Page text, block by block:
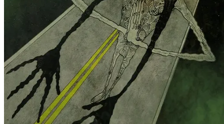
Pagina externă
Pagina externă Pagina externă
Pagina
externă
Pagina externă